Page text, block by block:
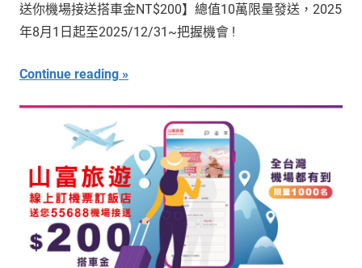
送你機場接送搭車金NT$200】總值10萬限量發送，2025
年8月1日起至2025/12/31~把握機會 !
Continue reading